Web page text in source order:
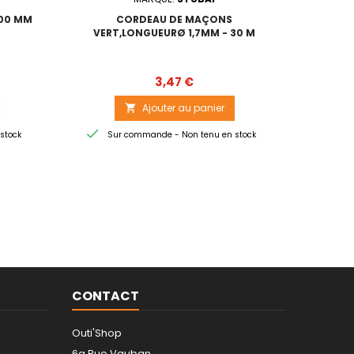
MM
CORDEAU DE MAÇONS
VERT,LONGUEURØ 1,7MM - 30 M
Prix
3,47 €
 Ajouter au panier
 Sur commande - Non tenu en stock
CONTACT
Outi'Shop